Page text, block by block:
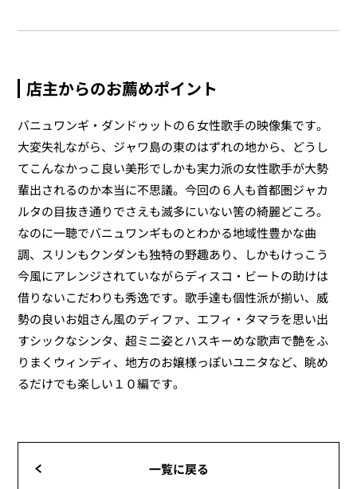
店主からのお薦めポイント
バニュワンギ・ダンドゥットの６女性歌手の映像集です。
大変失礼ながら、ジャワ島の東のはずれの地から、どうし
てこんなかっこ良い美形でしかも実力派の女性歌手が大勢
輩出されるのか本当に不思議。今回の６人も首都圏ジャカ
ルタの目抜き通りでさえも滅多にいない筈の綺麗どころ。
なのに一聴でバニュワンギものとわかる地域性豊かな曲
調、スリンもクンダンも独特の野趣あり、しかもけっこう
今風にアレンジされていながらディスコ・ビートの助けは
借りないこだわりも秀逸です。歌手達も個性派が揃い、威
勢の良いお姐さん風のディファ、エフィ・タマラを思い出
すシックなシンタ、超ミニ姿とハスキーめな歌声で艶をふ
りまくウィンディ、地方のお嬢様っぽいユニタなど、眺め
るだけでも楽しい１０編です。
一覧に戻る